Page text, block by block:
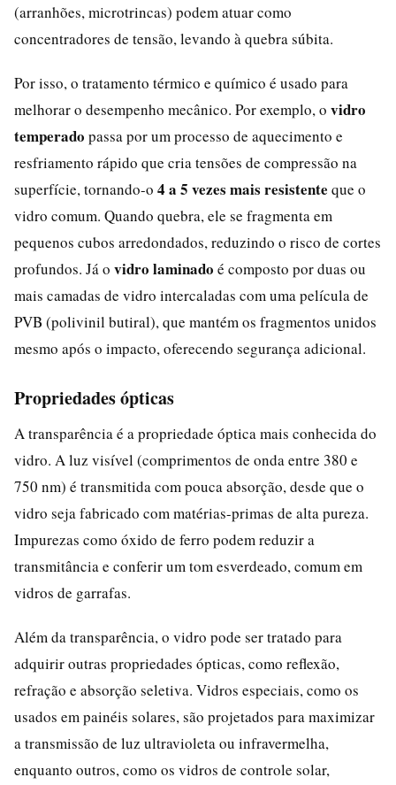
(arranhões, microtrincas) podem atuar como
concentradores de tensão, levando à quebra súbita.
Por isso, o tratamento térmico e químico é usado para
melhorar o desempenho mecânico. Por exemplo, o vidro
temperado passa por um processo de aquecimento e
resfriamento rápido que cria tensões de compressão na
superfície, tornando-o 4 a 5 vezes mais resistente que o
vidro comum. Quando quebra, ele se fragmenta em
pequenos cubos arredondados, reduzindo o risco de cortes
profundos. Já o vidro laminado é composto por duas ou
mais camadas de vidro intercaladas com uma película de
PVB (polivinil butiral), que mantém os fragmentos unidos
mesmo após o impacto, oferecendo segurança adicional.
Propriedades ópticas
A transparência é a propriedade óptica mais conhecida do
vidro. A luz visível (comprimentos de onda entre 380 e
750 nm) é transmitida com pouca absorção, desde que o
vidro seja fabricado com matérias-primas de alta pureza.
Impurezas como óxido de ferro podem reduzir a
transmitância e conferir um tom esverdeado, comum em
vidros de garrafas.
Além da transparência, o vidro pode ser tratado para
adquirir outras propriedades ópticas, como reflexão,
refração e absorção seletiva. Vidros especiais, como os
usados em painéis solares, são projetados para maximizar
a transmissão de luz ultravioleta ou infravermelha,
enquanto outros, como os vidros de controle solar,